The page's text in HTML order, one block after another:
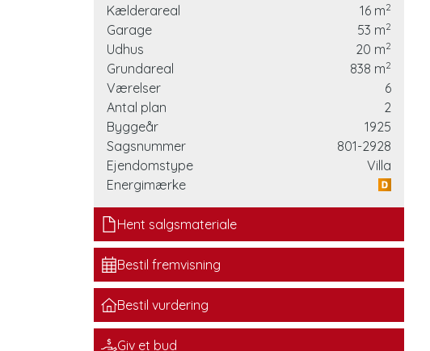
Kælderareal 16 m2
Garage 53 m2
Udhus 20 m2
Grundareal 838 m2
Værelser
6
Antal plan
2
Byggeår
1925
Sagsnummer
801-2928
Ejendomstype
Villa
Energimærke
Hent salgsmateriale
Bestil fremvisning
Bestil vurdering
Giv et bud